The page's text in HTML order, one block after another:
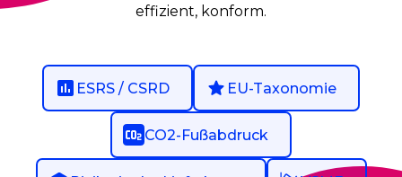
effizient, konform.
ESRS / CSRD EU-Taxonomie
CO2-Fußabdruck